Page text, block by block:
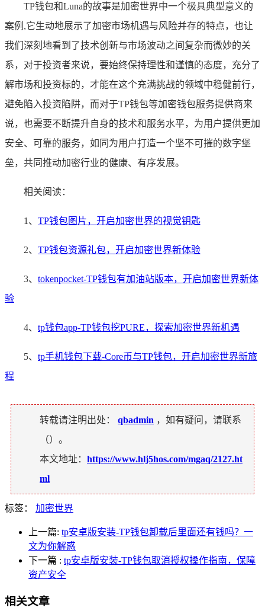
TP钱包和Luna的故事是加密世界中一个极具典型意义的
案例,它生动地展示了加密市场机遇与风险并存的特点，也让
我们深刻地看到了技术创新与市场波动之间复杂而微妙的关
系，对于投资者来说，要始终保持理性和谨慎的态度，充分了
解市场和投资标的，才能在这个充满挑战的领域中稳健前行，
避免陷入投资陷阱，而对于TP钱包等加密钱包服务提供商来
说，也需要不断提升自身的技术和服务水平，为用户提供更加
安全、可靠的服务，如同为用户打造一个坚不可摧的数字堡
垒，共同推动加密行业的健康、有序发展。
相关阅读：
1、 TP钱包图片，开启加密世界的视觉钥匙
2、 TP钱包资源礼包，开启加密世界新体验
3、 tokenpocket-TP钱包有加油站版本，开启加密世界新体
验
4、 tp钱包app-TP钱包挖PURE，探索加密世界新机遇
5、 tp手机钱包下载-Core币与TP钱包，开启加密世界新旅
程
转载请注明出处： qbadmin ，如有疑问，请联系
（）。
本文地址： https://www.hlj5hos.com/mgaq/2127.ht
ml
标签： 加密世界
上一篇: tp安卓版安装-TP钱包卸载后里面还有钱吗？一
文为你解惑
下一篇 : tp安卓版安装-TP钱包取消授权操作指南，保障
资产安全
相关文章